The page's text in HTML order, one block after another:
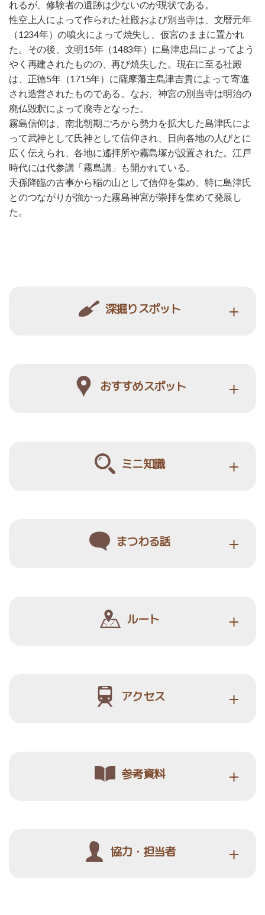
れるが、修験者の遺跡は少ないのが現状である。
性空上人によって作られた社殿および別当寺は、文暦元年
（1234年）の噴火によって焼失し、仮宮のままに置かれ
た。その後、文明15年（1483年）に島津忠昌によってよう
やく再建されたものの、再び焼失した。現在に至る社殿
は、正徳5年（1715年）に薩摩藩主島津吉貴によって寄進
され造営されたものである。なお、神宮の別当寺は明治の
廃仏毀釈によって廃寺となった。
霧島信仰は、南北朝期ごろから勢力を拡大した島津氏によ
って武神として氏神として信仰され、日向各地の人びとに
広く伝えられ、各地に遙拝所や霧島塚が設置された。江戸
時代には代参講「霧島講」も開かれている。
天孫降臨の古事から稲の山として信仰を集め、特に島津氏
とのつながりが強かった霧島神宮が崇拝を集めて発展し
た。
深掘りスポット
おすすめスポット
ミニ知識
まつわる話
ルート
アクセス
参考資料
協力・担当者